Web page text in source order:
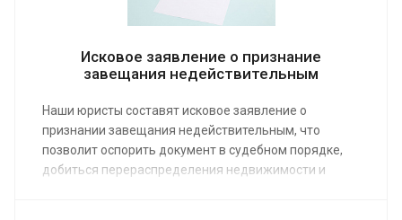
Исковое заявление о признание
завещания недействительным
Наши юристы составят исковое заявление о
признании завещания недействительным, что
позволит оспорить документ в судебном порядке,
добиться перераспределения недвижимости и